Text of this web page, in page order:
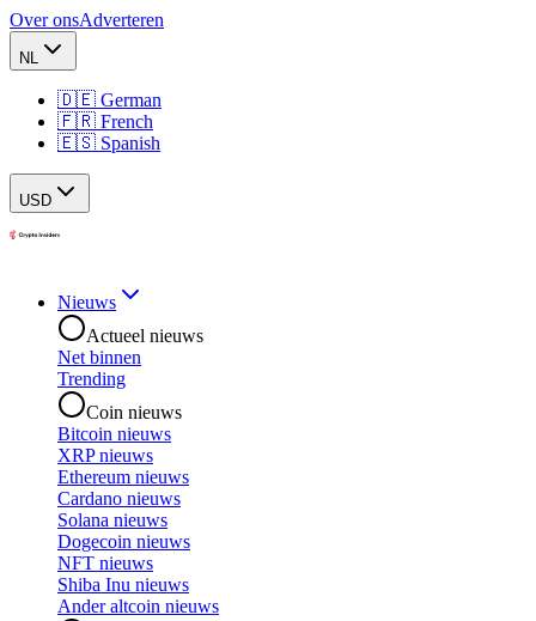
Over onsAdverteren
NL
🇩🇪 German
🇫🇷 French
🇪🇸 Spanish
USD
Nieuws
Actueel nieuws
Net binnen
Trending
Coin nieuws
Bitcoin nieuws
XRP nieuws
Ethereum nieuws
Cardano nieuws
Solana nieuws
Dogecoin nieuws
NFT nieuws
Shiba Inu nieuws
Ander altcoin nieuws